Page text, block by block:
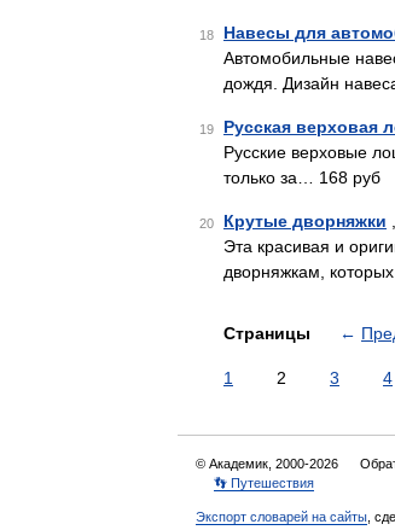
18 Навесы для
Автомобильные
дождя. Дизайн
19 Русская верховая
Русские верховые
только за… 168 руб
20 Крутые дворняжки
Эта красивая и
дворняжкам,
Страницы ←
1 2 3 4
© Академик, 2000-2026
👣 Путешествия
Экспорт словарей на сайты ,